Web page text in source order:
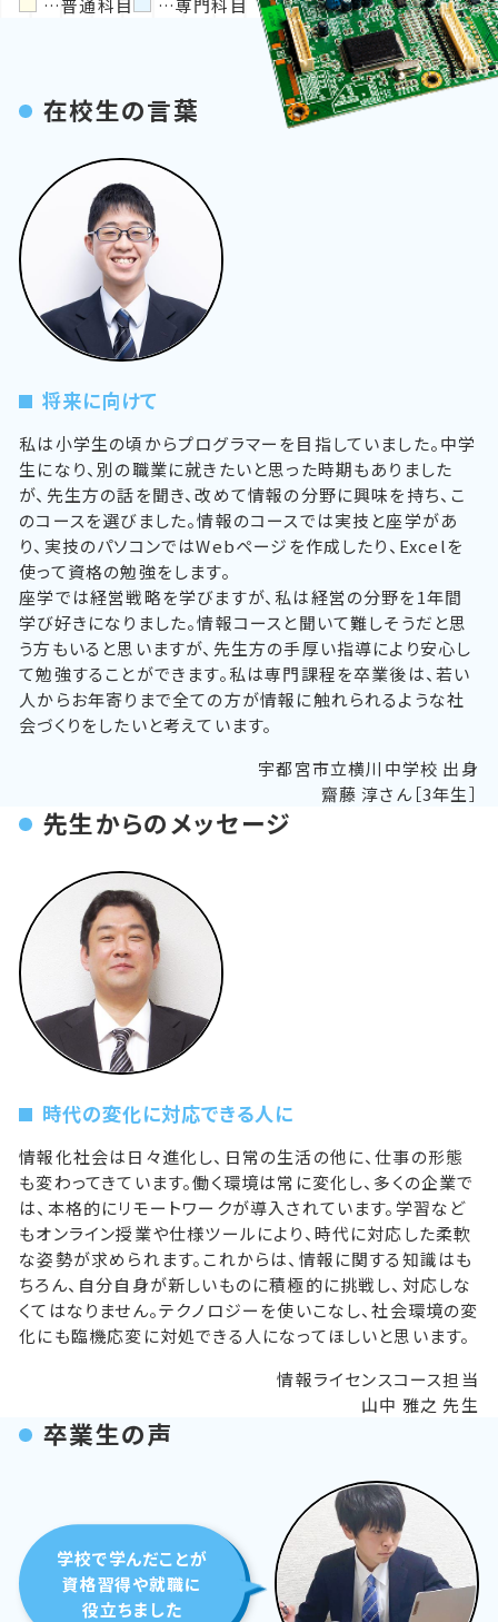
…普通科目 …専門科目
在校生の言葉
将来に向けて
私は小学生の頃からプログラマーを目指していました。中学
生になり、別の職業に就きたいと思った時期もありました
が、先生方の話を聞き、改めて情報の分野に興味を持ち、こ
のコースを選びました。情報のコースでは実技と座学があ
り、実技のパソコンではWebページを作成したり、Excelを
使って資格の勉強をします。
座学では経営戦略を学びますが、私は経営の分野を1年間
学び好きになりました。情報コースと聞いて難しそうだと思
う方もいると思いますが、先生方の手厚い指導により安心し
て勉強することができます。私は専門課程を卒業後は、若い
人からお年寄りまで全ての方が情報に触れられるような社
会づくりをしたいと考えています。
宇都宮市立横川中学校 出身
齋藤 淳さん［3年生］
先生からのメッセージ
時代の変化に対応できる人に
情報化社会は日々進化し、日常の生活の他に、仕事の形態
も変わってきています。働く環境は常に変化し、多くの企業で
は、本格的にリモートワークが導入されています。学習など
もオンライン授業や仕様ツールにより、時代に対応した柔軟
な姿勢が求められます。これからは、情報に関する知識はも
ちろん、自分自身が新しいものに積極的に挑戦し、対応しな
くてはなりません。テクノロジーを使いこなし、社会環境の変
化にも臨機応変に対処できる人になってほしいと思います。
情報ライセンスコース担当
山中 雅之 先生
卒業生の声
学校で学んだことが
資格習得や就職に
役立ちました